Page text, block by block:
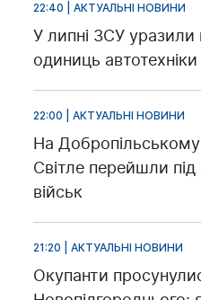
22:40 | АКТУАЛЬНІ НОВИНИ
У липні ЗСУ
одиниць автотехніки
22:00 | АКТУАЛЬНІ НОВИНИ
На
Світле перейшли
військ
21:20 | АКТУАЛЬНІ НОВИНИ
Окупанти